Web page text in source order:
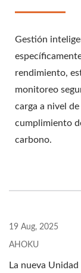
Gestión
rendimiento,
monitoreo
carga a nivel
cumplimiento
carbono.
19 Aug, 2025
AHOKU
La nueva